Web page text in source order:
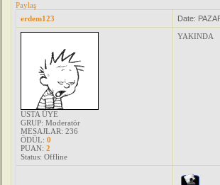
Paylaş
erdem123
Date:
USTA ÜYE
GRUP: Moderatör
MESAJLAR: 236
ÖDÜL: 0
PUAN: 2
Status: Offline
YAKINDA